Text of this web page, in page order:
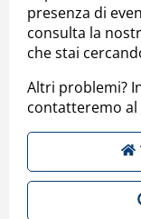
presenza di
consulta la
che stai
Altri problemi?
contatteremo al